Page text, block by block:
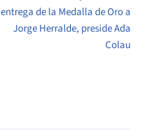
entrega de la Medalla de Oro a
Jorge Herralde, preside Ada
Colau